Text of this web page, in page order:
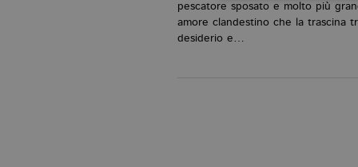
pescatore sposato e molto più
amore clandestino che la trascina
desiderio e…